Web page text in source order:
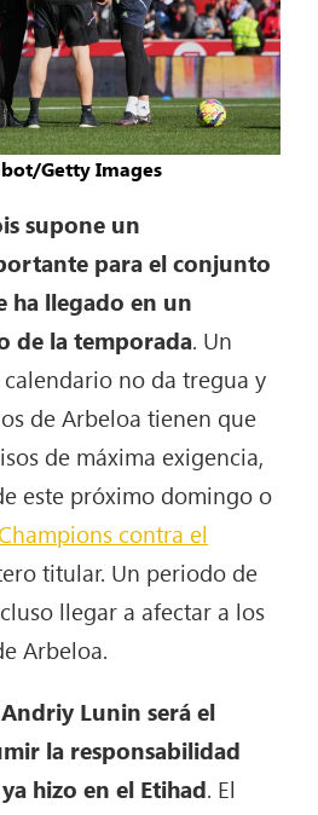
Getty Images
supone un
para el conjunto
ha llegado en un
de la temporada. Un
no da tregua y
de Arbeloa tienen que
de máxima exigencia,
este próximo domingo o
contra el
titular. Un periodo de
llegar a afectar a los
Arbeloa.
Andriy Lunin será el
la responsabilidad
hizo en el Etihad. El